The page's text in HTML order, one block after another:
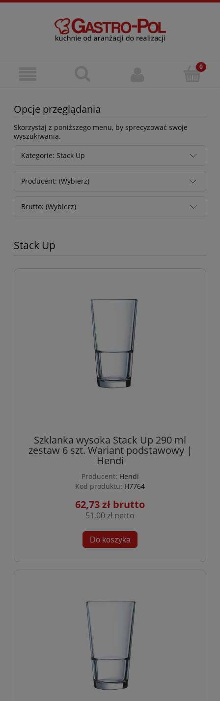
Opcje przeglądania
Skorzystaj z poniższego menu, by sprecyzować swoje
wyszukiwania.
Kategorie: Stack Up
Producent: (Wybierz)
Brutto: (Wybierz)
Stack Up
Szklanka wysoka Stack Up 290 ml
zestaw 6 szt. Wariant podstawowy |
Hendi
Producent: Hendi
Kod produktu: H7764
62,73 zł
51,00 zł
Do koszyka